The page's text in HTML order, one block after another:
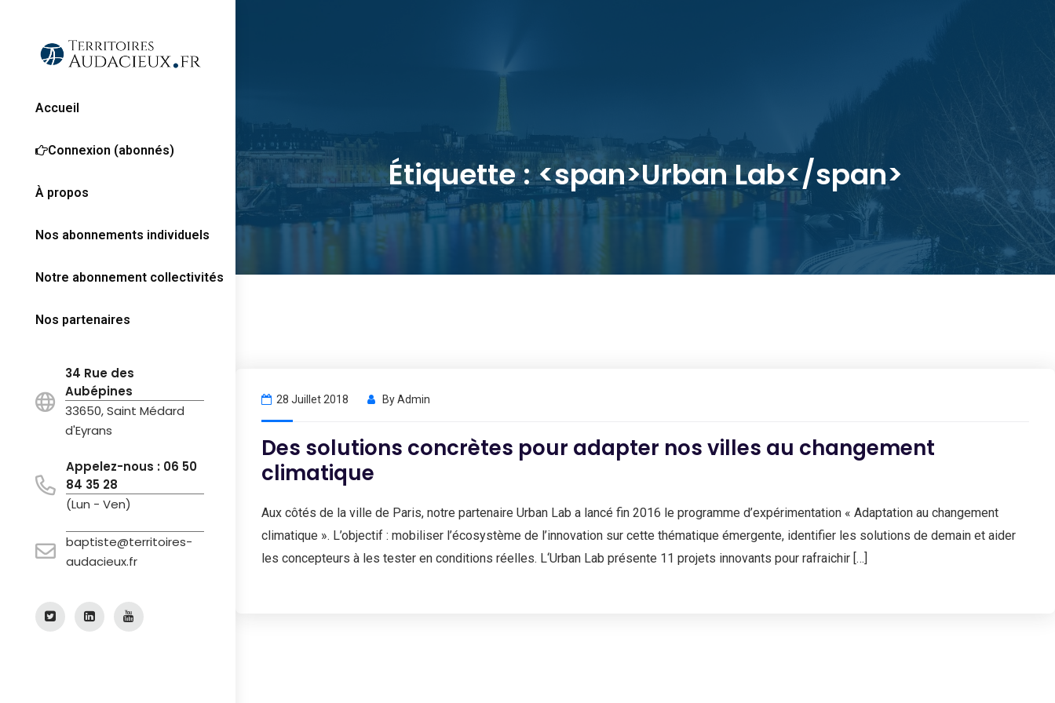
Accueil
Connexion (abonnés)
À propos
Nos abonnements individuels
Notre abonnement collectivités
Nos partenaires
34 Rue des
Aubépines
33650, Saint Médard
d'Eyrans
Appelez-nous : 06 50
84 35 28
(Lun - Ven)
baptiste@territoires-
audacieux.fr
Étiquette : <span>Urban Lab</span>
28 Juillet 2018 ByAdmin
Des solutions concrètes pour adapter nos villes au changement
climatique
Aux côtés de la ville de Paris, notre partenaire Urban Lab a lancé fin 2016 le programme d’expérimentation « Adaptation au changement
climatique ». L’objectif : mobiliser l’écosystème de l’innovation sur cette thématique émergente, identifier les solutions de demain et aider
les concepteurs à les tester en conditions réelles. L‘Urban Lab présente 11 projets innovants pour rafraichir […]